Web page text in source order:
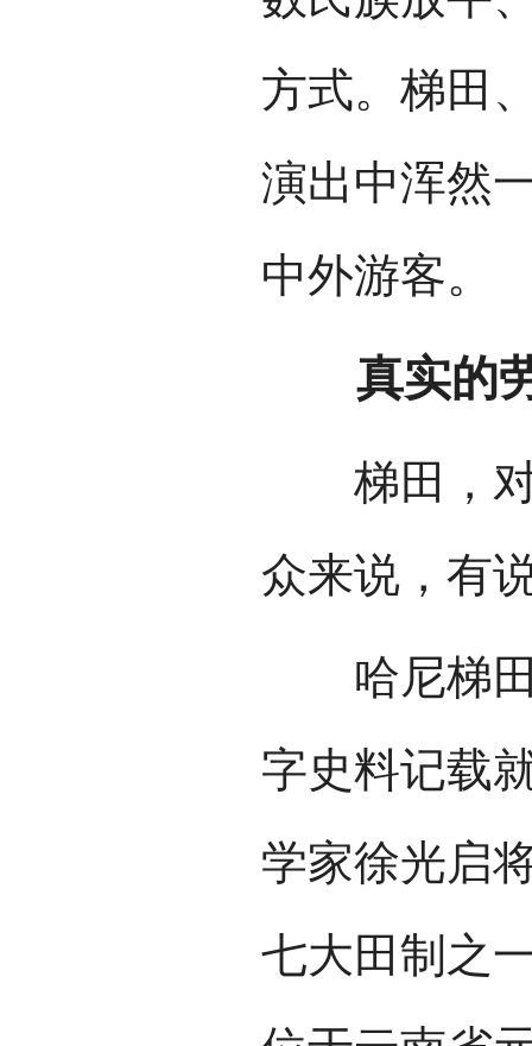
方式。梯田
演出中浑然
中外游客。
真实的劳
梯田，对
众来说，有
哈尼梯田
字史料记载
学家徐光启
七大田制之